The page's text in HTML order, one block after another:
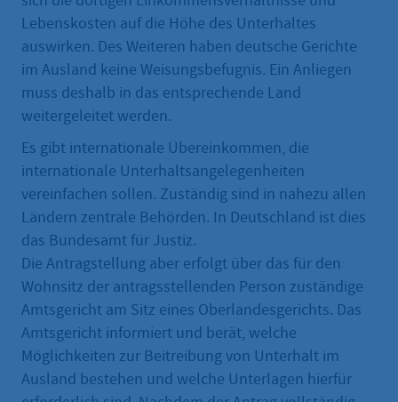
Lebenskosten auf die Höhe des Unterhaltes
auswirken. Des Weiteren haben deutsche Gerichte
im Ausland keine Weisungsbefugnis. Ein Anliegen
muss deshalb in das entsprechende Land
weitergeleitet werden.
Es gibt internationale Übereinkommen, die
internationale Unterhaltsangelegenheiten
vereinfachen sollen. Zuständig sind in nahezu allen
Ländern zentrale Behörden. In Deutschland ist dies
das Bundesamt für Justiz.
Die Antragstellung aber erfolgt über das für den
Wohnsitz der antragsstellenden Person zuständige
Amtsgericht am Sitz eines Oberlandesgerichts. Das
Amtsgericht informiert und berät, welche
Möglichkeiten zur Beitreibung von Unterhalt im
Ausland bestehen und welche Unterlagen hierfür